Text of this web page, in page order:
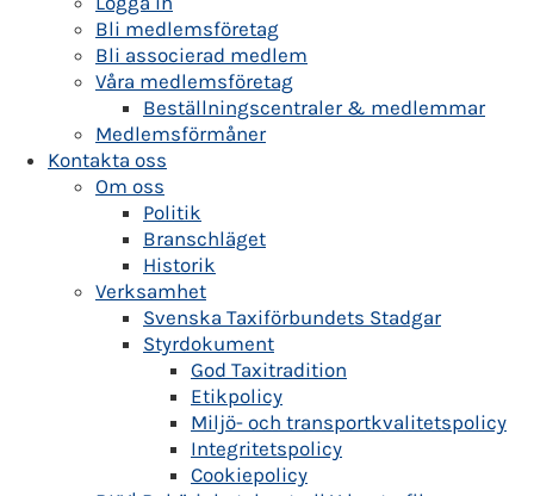
Bli medlemsföretag
Bli associerad medlem
Våra medlemsföretag
Beställningscentraler & medlemmar
Medlemsförmåner
Kontakta oss
Om oss
Politik
Branschläget
Historik
Verksamhet
Svenska Taxiförbundets Stadgar
Styrdokument
God Taxitradition
Etikpolicy
Miljö- och transportkvalitetspolicy
Integritetspolicy
Cookiepolicy